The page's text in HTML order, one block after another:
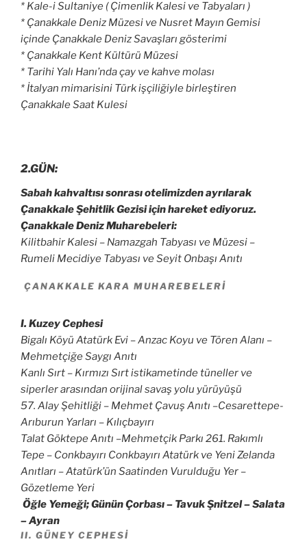
* Kale-i Sultaniye ( Çimenlik Kalesi ve Tabyaları )
* Çanakkale Deniz Müzesi ve Nusret Mayın Gemisi
içinde Çanakkale Deniz Savaşları gösterimi
* Çanakkale Kent Kültürü Müzesi
* Tarihi Yalı Hanı’nda çay ve kahve molası
* İtalyan mimarisini Türk işçiliğiyle birleştiren
Çanakkale Saat Kulesi
2.GÜN:
Sabah kahvaltısı sonrası otelimizden ayrılarak
Çanakkale Şehitlik Gezisi için hareket ediyoruz.
Çanakkale Deniz Muharebeleri:
Kilitbahir Kalesi – Namazgah Tabyası ve Müzesi –
Rumeli Mecidiye Tabyası ve Seyit Onbaşı Anıtı
ÇANAKKALE KARA MUHAREBELERI
I. Kuzey Cephesi
Bigalı Köyü Atatürk Evi – Anzac Koyu ve Tören Alanı –
Mehmetçiğe Saygı Anıtı
Kanlı Sırt – Kırmızı Sırt istikametinde tüneller ve
siperler arasından orijinal savaş yolu yürüyüşü
57. Alay Şehitliği – Mehmet Çavuş Anıtı –Cesarettepe-
Arıburun Yarları – Kılıçbayırı
Talat Göktepe Anıtı –Mehmetçik Parkı 261. Rakımlı
Tepe – Conkbayırı Conkbayırı Atatürk ve Yeni Zelanda
Anıtları – Atatürk’ün Saatinden Vurulduğu Yer –
Gözetleme Yeri
Öğle Yemeği; Günün Çorbası – Tavuk Şnitzel – Salata
– Ayran
II. GÜNEY CEPHESI